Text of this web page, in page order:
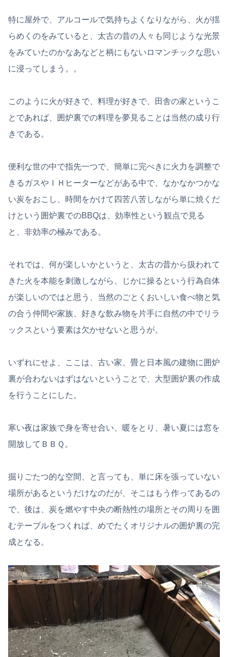
特に屋外で、アルコールで気持ちよくなりながら、火が揺
らめくのをみていると、太古の昔の人々も同じような光景
をみていたのかなあなどと柄にもないロマンチックな思い
に浸ってしまう。。
このように火が好きで、料理が好きで、田舎の家というこ
とであれば、囲炉裏での料理を夢見ることは当然の成り行
きである。
便利な世の中で指先一つで、簡単に完ぺきに火力を調整で
きるガスやＩＨヒーターなどがある中で、なかなかつかな
い炭をおこし、時間をかけて四苦八苦しながら単に焼くだ
けという囲炉裏でのBBQは、効率性という観点で見る
と、非効率の極みである。
それでは、何が楽しいかというと、太古の昔から扱われて
きた火を本能を刺激しながら、じかに操るという行為自体
が楽しいのではと思う、当然のごとくおいしい食べ物と気
の合う仲間や家族、好きな飲み物を片手に自然の中でリラ
ックスという要素は欠かせないと思うが。
いずれにせよ、ここは、古い家、畳と日本風の建物に囲炉
裏が合わないはずはないということで、大型囲炉裏の作成
を行うことにした。
寒い夜は家族で身を寄せ合い、暖をとり、暑い夏には窓を
開放してＢＢＱ。
掘りごたつ的な空間、と言っても、単に床を張っていない
場所があるというだけなのだが、そこはもう作ってあるの
で、後は、炭を燃やす中央の断熱性の場所とその周りを囲
むテーブルをつくれば、めでたくオリジナルの囲炉裏の完
成となる。